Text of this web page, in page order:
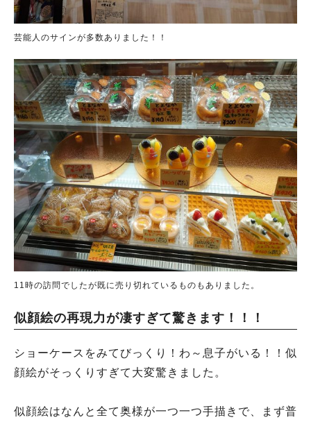
芸能人のサインが多数ありました！！
11時の訪問でしたが既に売り切れているものもありました。
似顔絵の再現力が凄すぎて驚きます！！！
ショーケースをみてびっくり！わ～息子がいる！！似
顔絵がそっくりすぎて大変驚きました。
似顔絵はなんと全て奥様が一つ一つ手描きで、まず普